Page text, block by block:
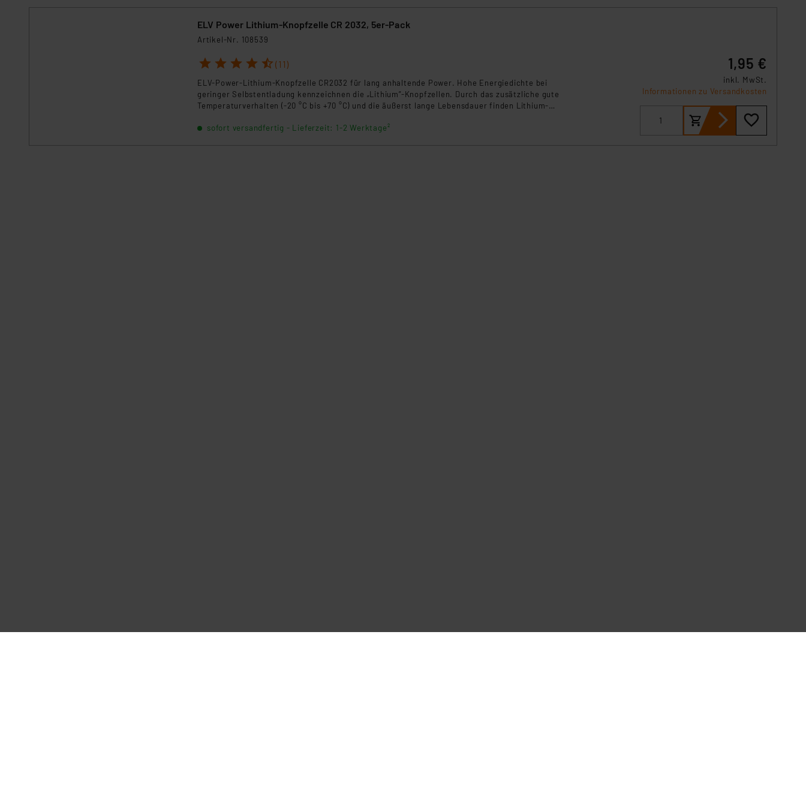
ELV Power Lithium-Knopfzelle CR 2032, 5er-Pack
Artikel-Nr. 108539
1 2 3 4 5 (11)
ELV-Power-Lithium-Knopfzelle CR2032 für lang anhaltende Power. Hohe Energiedichte bei
geringer Selbstentladung kennzeichnen die „Lithium”-Knopfzellen. Durch das zusätzliche gute
Temperaturverhalten (-20 °C bis +70 °C) und die äußerst lange Lebensdauer finden Lithium-
sofort versandfertig - Lieferzeit: 1-2 Werktage²
1,95 €
inkl. MwSt.
Informationen zu Versandkosten